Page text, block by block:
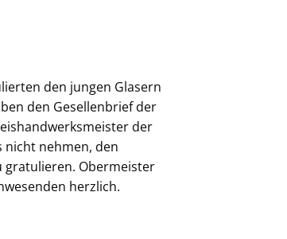
den jungen Glasern
den Gesellenbrief der
der
nicht nehmen, den
gratulieren. Obermeister
herzlich.